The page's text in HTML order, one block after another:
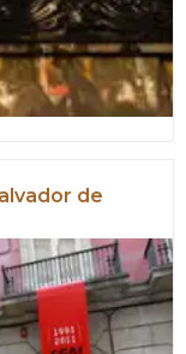
de